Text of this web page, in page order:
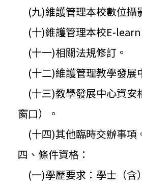
(九)維護管理本校數位攝
(十)維護管理本校E-
(十一)相關法規修訂。
(十二)維護管理教學發展
(十三)教學發展中心資安
窗口）。
(十四)其他臨時交辦事項
四、條件資格：
(一)學歷要求：學士（含